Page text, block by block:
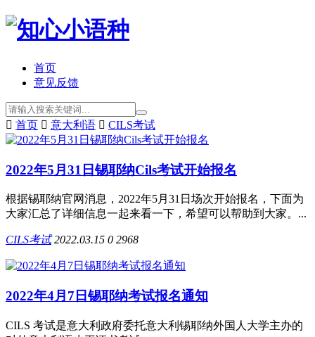
首页
意见反馈
 首页  意大利语  CILS考试
2022年5月31日锡耶纳Cils考试开始报名
根据锡耶纳官网消息，2022年5月31日场次开始报名，下面为
大家汇总了详细信息一起来看一下，希望可以帮助到大家。...
CILS考试 2022.03.15 0 2968
2022年4月7日锡耶纳考试报名通知
CILS 考试是意大利政府委托意大利锡耶纳外国人大学主办的